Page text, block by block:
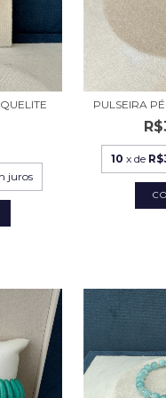
juros
PULSEIRA
10 x de